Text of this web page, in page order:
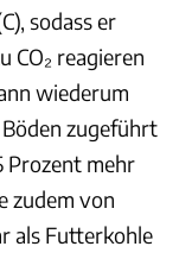
sodass er
CO₂ reagieren
wiederum
zugeführt
Prozent mehr
zudem von
als Futterkohle